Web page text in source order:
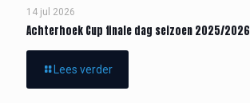
14 jul 2026
Achterhoek Cup finale dag seizoen 2025/2026
Lees verder